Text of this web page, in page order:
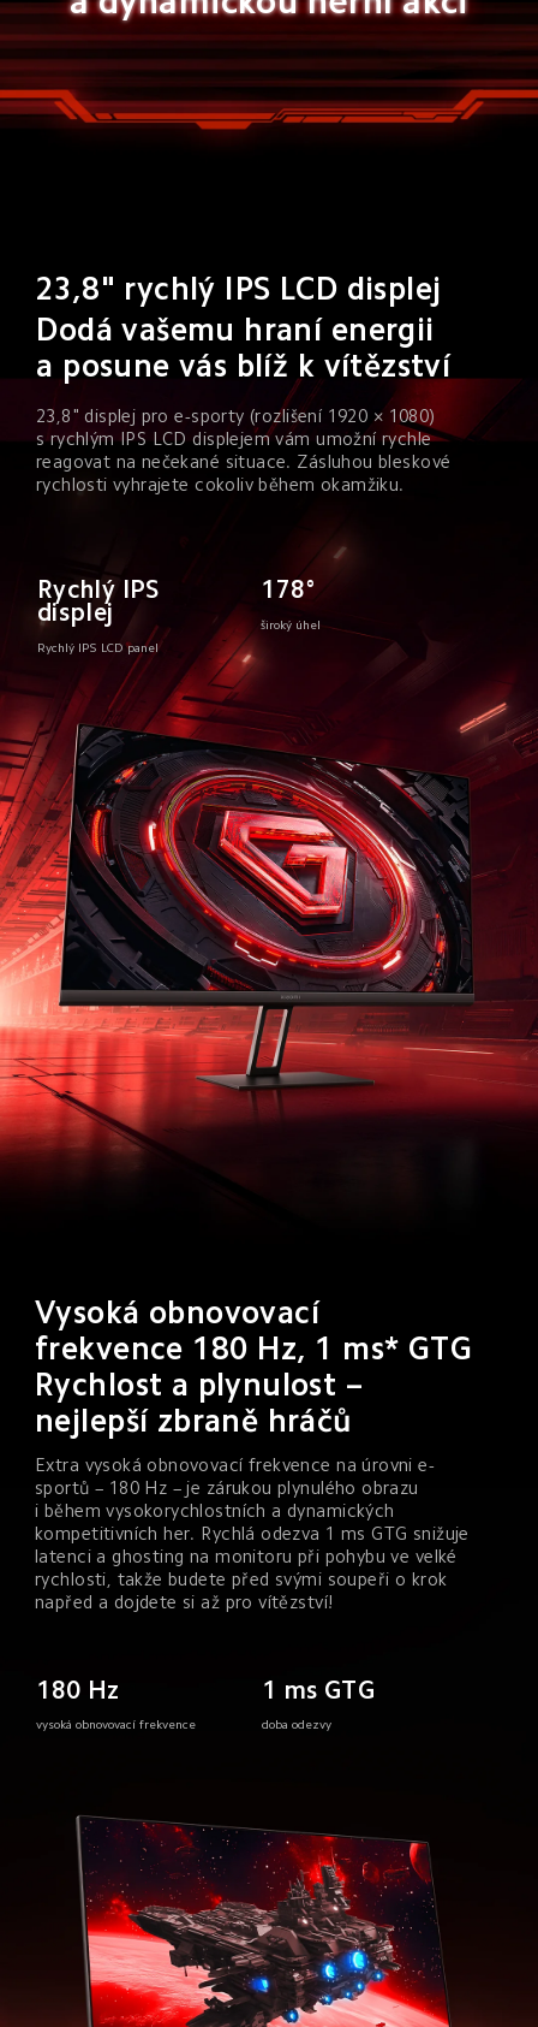
23,8" rychlý IPS LCD displej
Dodá vašemu hraní energii
a posune vás blíž k vítězství
23,8" displej pro e-sporty (rozlišení 1920 × 1080)
s rychlým IPS LCD displejem vám umožní rychle
reagovat na nečekané situace. Zásluhou bleskové
rychlosti vyhrajete cokoliv během okamžiku.
Rychlý IPS
displej
Rychlý IPS LCD panel
178°
široký úhel
Vysoká obnovovací
frekvence 180 Hz, 1 ms* GTG
Rychlost a plynulost –
nejlepší zbraně hráčů
Extra vysoká obnovovací frekvence na úrovni e-
sportů – 180 Hz – je zárukou plynulého obrazu
i během vysokorychlostních a dynamických
kompetitivních her. Rychlá odezva 1 ms GTG snižuje
latenci a ghosting na monitoru při pohybu ve velké
rychlosti, takže budete před svými soupeři o krok
napřed a dojdete si až pro vítězství!
180 Hz
vysoká obnovovací frekvence
1 ms GTG
doba odezvy